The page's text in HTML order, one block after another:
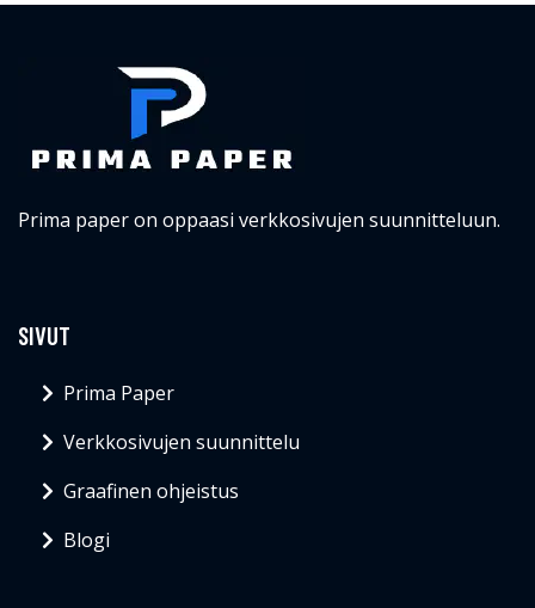
Prima paper on oppaasi verkkosivujen suunnitteluun.
SIVUT
Prima Paper
Verkkosivujen suunnittelu
Graafinen ohjeistus
Blogi